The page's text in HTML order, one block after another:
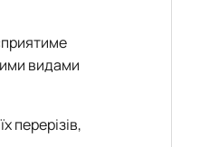
видами
перерізів,